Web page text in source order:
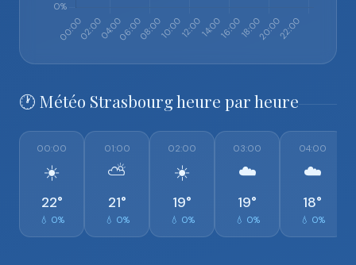
🕐 Météo Strasbourg heure par heure
00:00
☀️
22°
💧 0%
01:00
⛅
21°
💧 0%
02:00
☀️
19°
💧 0%
03:00
☁️
19°
💧 0%
04:00
☁️
18°
💧 0%